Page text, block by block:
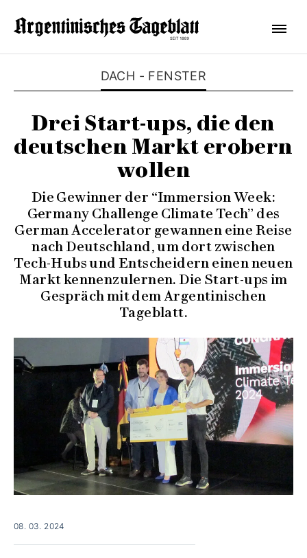
DACH - FENSTER
Drei Start-ups, die den
deutschen Markt erobern
wollen
Die Gewinner der “Immersion Week:
Germany Challenge Climate Tech” des
German Accelerator gewannen eine Reise
nach Deutschland, um dort zwischen
Tech-Hubs und Entscheidern einen neuen
Markt kennenzulernen. Die Start-ups im
Gespräch mit dem Argentinischen
Tageblatt.
08. 03. 2024